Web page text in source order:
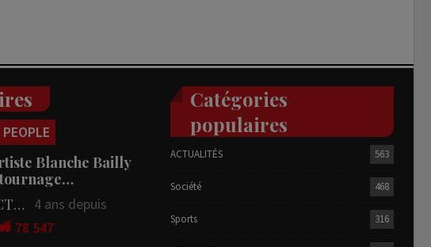
PEOPLE
Blanche Bailly
LA REDACTION
4 ans depuis
78 547
Catégories
populaires
ACTUALITÉS 563
Société 468
Sports 316